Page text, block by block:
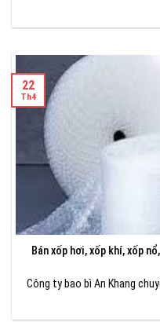
Bán xốp hơi, xốp khí, xốp
Công ty bao bì An Khang
22
Th4